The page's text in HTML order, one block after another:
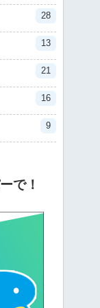
28
13
21
16
9
で！